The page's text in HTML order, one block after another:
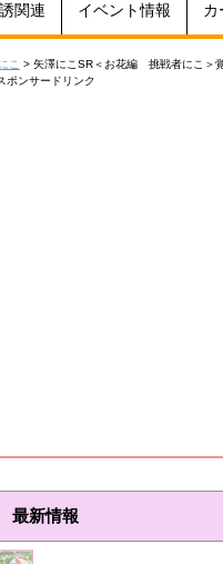
関連 イベント情報 カ
こ > 矢澤にこSR＜お花編 挑戦者にこ＞
ポンサードリンク
最新情報